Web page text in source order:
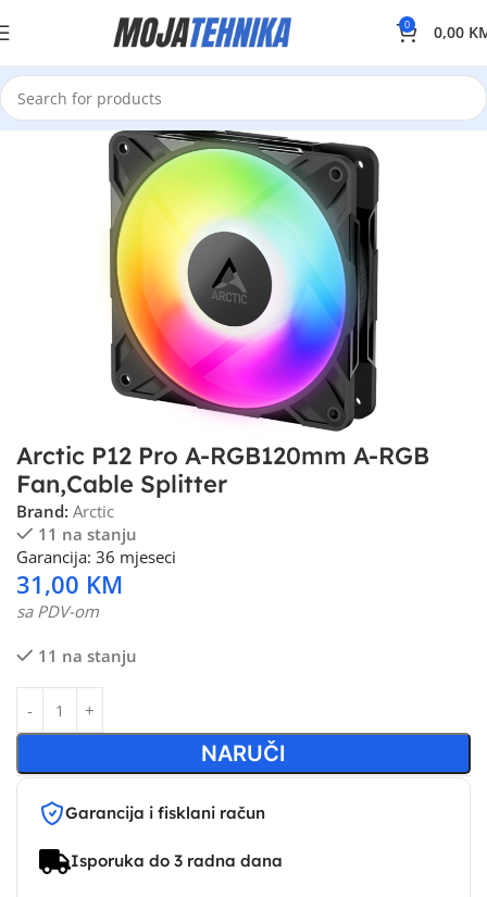
0 0,00
Arctic P12 Pro A-RGB120mm A-RGB
Fan,Cable Splitter
Brand: Arctic
11 na stanju
Garancija: 36 mjeseci
31,00 KM
sa PDV-om
11 na stanju
NARUČI
Garancija i fisklani račun
Isporuka do 3 radna dana